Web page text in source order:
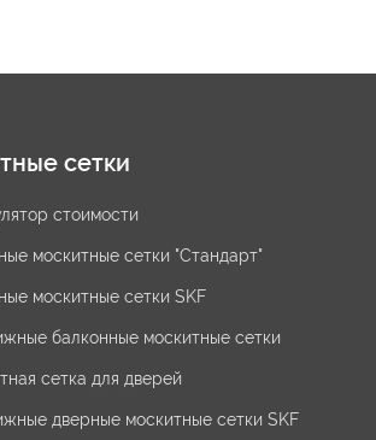
сетки
стоимости
москитные сетки "Стандарт"
москитные сетки SKF
балконные москитные сетки
сетка для дверей
дверные москитные сетки SKF